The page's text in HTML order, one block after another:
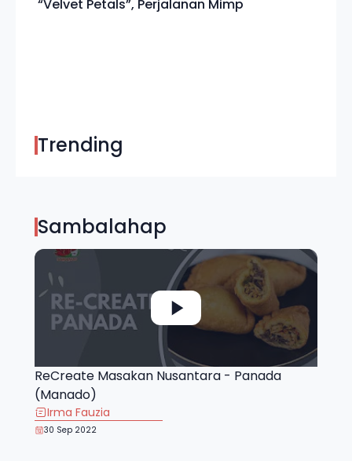
“Velvet Petals”, Perjalanan Mimp
Trending
Sambalahap
ReCreate Masakan Nusantara - Panada
(Manado)
Irma Fauzia
30 Sep 2022